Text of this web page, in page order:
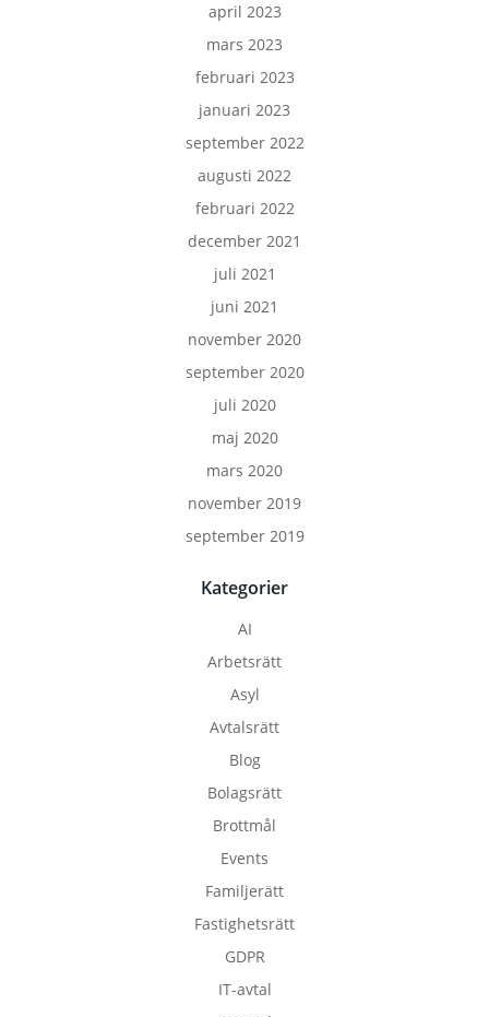
april 2023
mars 2023
februari 2023
januari 2023
september 2022
augusti 2022
februari 2022
december 2021
juli 2021
juni 2021
november 2020
september 2020
juli 2020
maj 2020
mars 2020
november 2019
september 2019
Kategorier
AI
Arbetsrätt
Asyl
Avtalsrätt
Blog
Bolagsrätt
Brottmål
Events
Familjerätt
Fastighetsrätt
GDPR
IT-avtal